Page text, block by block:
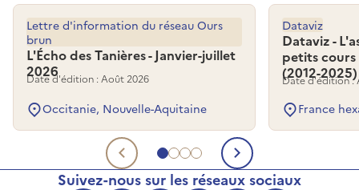
Aller au document 1
Aller au document 2
Aller au document 3
Aller au document 4
L'Écho des Tanières - Janvier-juillet
2026
Lettre d'information du réseau Ours
brun
Date d'édition : Août 2026
Occitanie, Nouvelle-Aquitaine
Dataviz -
petits cours
(2012-2025)
Dataviz
Date d'édition :
France
Document précédent
Document
Suivez-nous sur les réseaux sociaux